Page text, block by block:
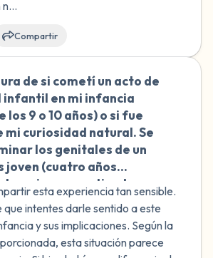
Compartir
de si cometí un acto de
infantil en mi infancia
los 9 o 10 años) o si fue
curiosidad natural. Se
los genitales de un
joven (cuatro años
un juego, motivada por
mi propio cuerpo
lesión. No se utilizó la
actividad sexual
no sé si la diferencia de
esta experiencia tan sensible.
que intentes darle sentido a este
y sus implicaciones. Según la
esta situación parece